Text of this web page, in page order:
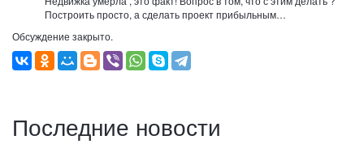
Построить просто, а сделать проект прибыльным…
Обсуждение закрыто.
Последние новости